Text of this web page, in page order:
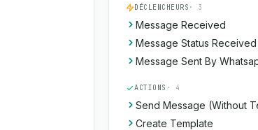
DÉCLENCHEURS · 3
Message Received
Message Status Received
Message Sent By
ACTIONS · 4
Send Message (Without
Create Template